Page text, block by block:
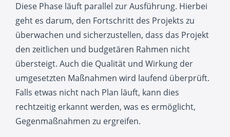
Diese Phase läuft parallel zur Ausführung. Hierbei
geht es darum, den Fortschritt des Projekts zu
überwachen und sicherzustellen, dass das Projekt
den zeitlichen und budgetären Rahmen nicht
übersteigt. Auch die Qualität und Wirkung der
umgesetzten Maßnahmen wird laufend überprüft.
Falls etwas nicht nach Plan läuft, kann dies
rechtzeitig erkannt werden, was es ermöglicht,
Gegenmaßnahmen zu ergreifen.